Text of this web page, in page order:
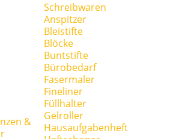
&
Schreibwaren
Anspitzer
Bleistifte
Blöcke
Buntstifte
Bürobedarf
Fasermaler
Fineliner
Füllhalter
Gelroller
Hausaufgabenheft